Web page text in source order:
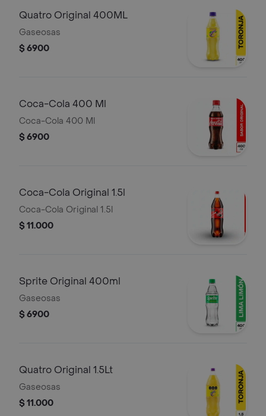
Quatro Original 400ML
Gaseosas
$ 6900
Coca-Cola 400 Ml
Coca-Cola 400 Ml
$ 6900
Coca-Cola Original 1.5l
Coca-Cola Original 1.5l
$ 11.000
Sprite Original 400ml
Gaseosas
$ 6900
Quatro Original 1.5Lt
Gaseosas
$ 11.000